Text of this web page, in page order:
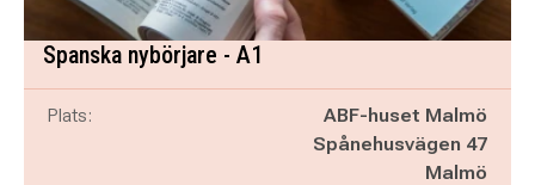
Spanska nybörjare - A1
Plats:
ABF-huset Malmö
Spånehusvägen 47
Malmö